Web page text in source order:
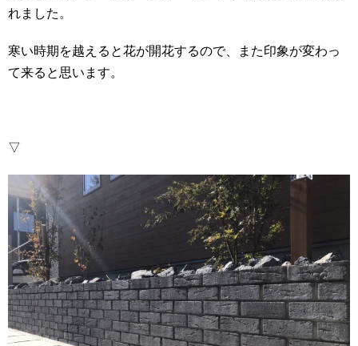
れました。
寒い時期を越えると花が開花するので、また印象が変わっ
て来ると思います。
▽